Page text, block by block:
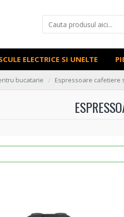
ELECTRICE SI UNELTE
bucatarie Espressoare cafetiere